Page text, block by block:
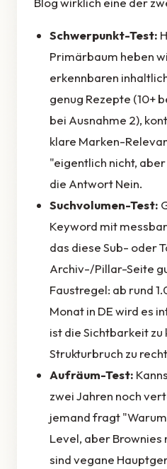
Schwerpunkt-Test:
Primärbaum heben
erkennbaren
genug Rezepte (10+
bei Ausnahme 2),
klare Marken-
"eigentlich nicht,
die Antwort Nein.
Suchvolumen-Test:
Keyword mit
das diese Sub- oder
Archiv-/Pillar-Seite
Faustregel: ab rund
Monat in DE wird es
ist die Sichtbarkeit zu
Strukturbruch zu
Aufräum-Test:
zwei Jahren noch
jemand fragt
Level, aber
sind vegane